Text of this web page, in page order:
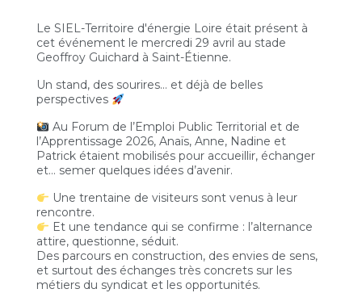
Le SIEL-Territoire d'énergie Loire était présent à
cet événement le mercredi 29 avril au stade
Geoffroy Guichard à Saint-Étienne.
Un stand, des sourires… et déjà de belles
perspectives
Au Forum de l’Emploi Public Territorial et de
l’Apprentissage 2026, Anaïs, Anne, Nadine et
Patrick étaient mobilisés pour accueillir, échanger
et… semer quelques idées d’avenir.
Une trentaine de visiteurs sont venus à leur
rencontre.
Et une tendance qui se confirme : l’alternance
attire, questionne, séduit.
Des parcours en construction, des envies de sens,
et surtout des échanges très concrets sur les
métiers du syndicat et les opportunités.